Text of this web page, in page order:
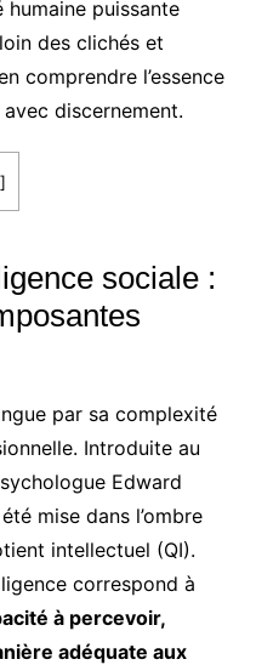
puissante
des clichés et
comprendre l’essence
discernement.
]
sociale :
par sa complexité
Introduite au
Edward
mise dans l’ombre
intellectuel (QI).
correspond à
à percevoir,
adéquate aux